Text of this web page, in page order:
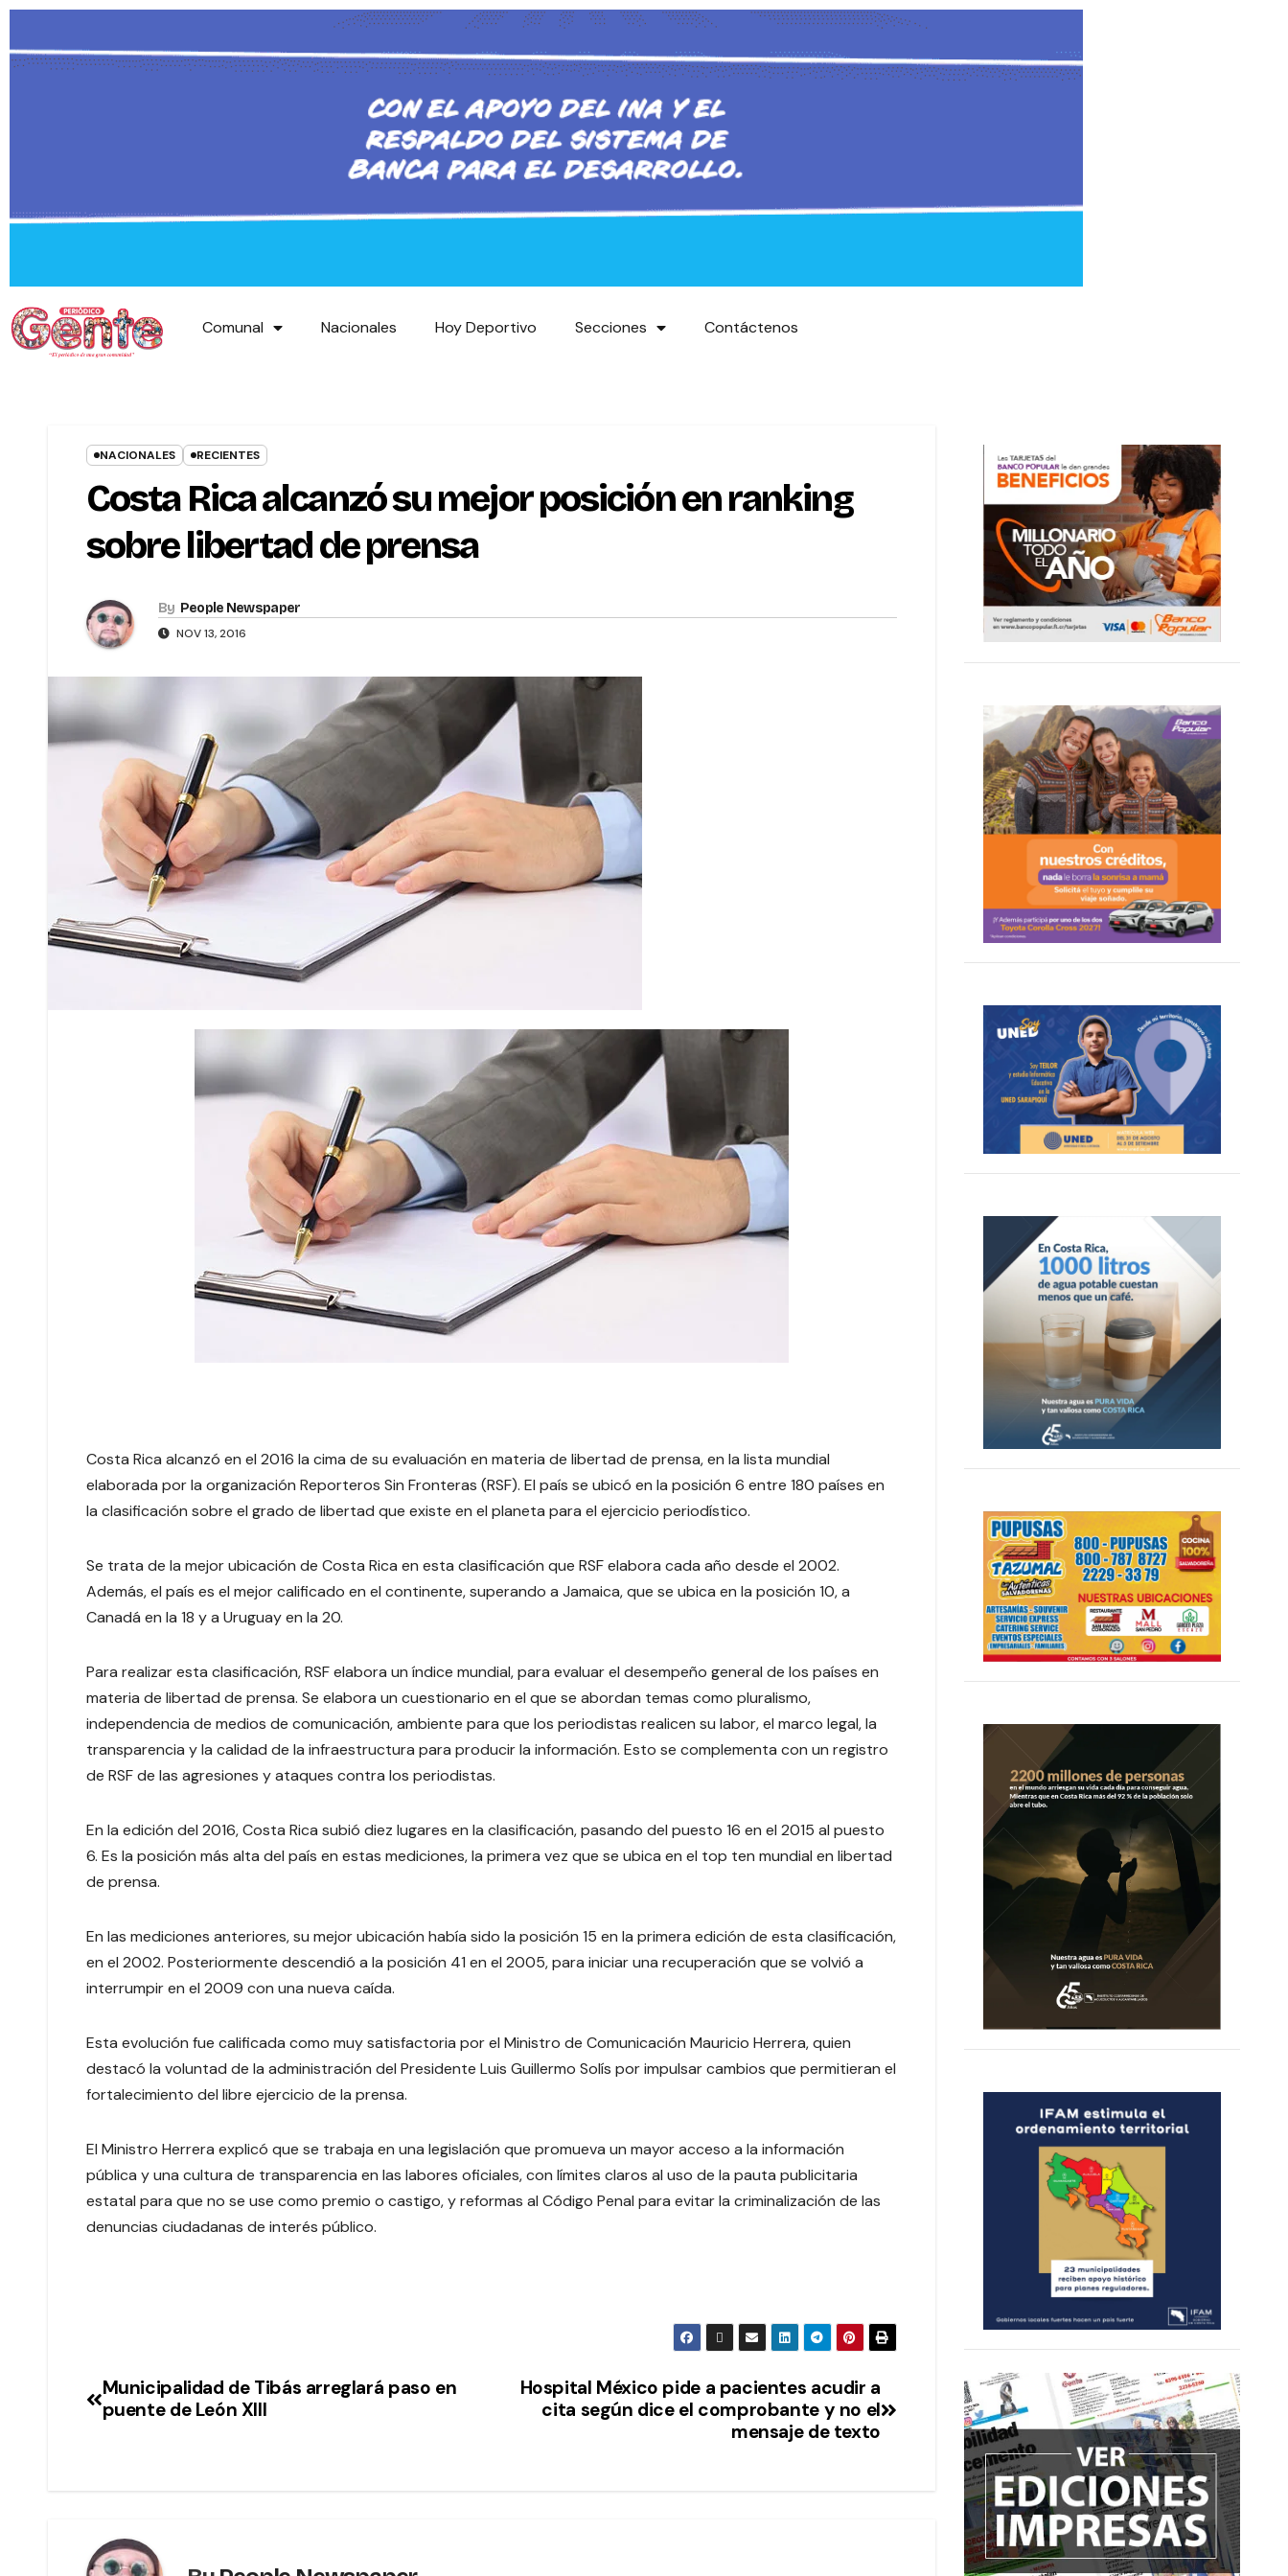
Comunal Nacionales Hoy Deportivo Secciones Contáctenos
NACIONALES RECIENTES
Costa Rica alcanzó su mejor posición en ranking
sobre libertad de prensa
By People Newspaper
NOV 13, 2016
Costa Rica alcanzó en el 2016 la cima de su evaluación en materia de libertad de prensa, en la lista mundial
elaborada por la organización Reporteros Sin Fronteras (RSF). El país se ubicó en la posición 6 entre 180 países en
la clasificación sobre el grado de libertad que existe en el planeta para el ejercicio periodístico.
Se trata de la mejor ubicación de Costa Rica en esta clasificación que RSF elabora cada año desde el 2002.
Además, el país es el mejor calificado en el continente, superando a Jamaica, que se ubica en la posición 10, a
Canadá en la 18 y a Uruguay en la 20.
Para realizar esta clasificación, RSF elabora un índice mundial, para evaluar el desempeño general de los países en
materia de libertad de prensa. Se elabora un cuestionario en el que se abordan temas como pluralismo,
independencia de medios de comunicación, ambiente para que los periodistas realicen su labor, el marco legal, la
transparencia y la calidad de la infraestructura para producir la información. Esto se complementa con un registro
de RSF de las agresiones y ataques contra los periodistas.
En la edición del 2016, Costa Rica subió diez lugares en la clasificación, pasando del puesto 16 en el 2015 al puesto
6. Es la posición más alta del país en estas mediciones, la primera vez que se ubica en el top ten mundial en libertad
de prensa.
En las mediciones anteriores, su mejor ubicación había sido la posición 15 en la primera edición de esta clasificación,
en el 2002. Posteriormente descendió a la posición 41 en el 2005, para iniciar una recuperación que se volvió a
interrumpir en el 2009 con una nueva caída.
Esta evolución fue calificada como muy satisfactoria por el Ministro de Comunicación Mauricio Herrera, quien
destacó la voluntad de la administración del Presidente Luis Guillermo Solís por impulsar cambios que permitieran el
fortalecimiento del libre ejercicio de la prensa.
El Ministro Herrera explicó que se trabaja en una legislación que promueva un mayor acceso a la información
pública y una cultura de transparencia en las labores oficiales, con límites claros al uso de la pauta publicitaria
estatal para que no se use como premio o castigo, y reformas al Código Penal para evitar la criminalización de las
denuncias ciudadanas de interés público.
Hospital México pide a pacientes acudir a
cita según dice el comprobante y no el
mensaje de texto
Municipalidad de Tibás arreglará paso en
puente de León XIII